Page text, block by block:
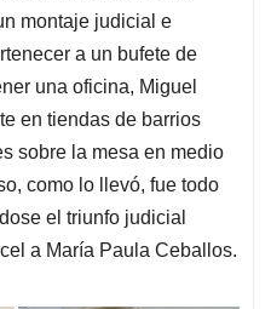
montaje judicial e
a un bufete de
una oficina, Miguel
en tiendas de barrios
sobre la mesa en medio
como lo llevó, fue todo
el triunfo judicial
a María Paula Ceballos.